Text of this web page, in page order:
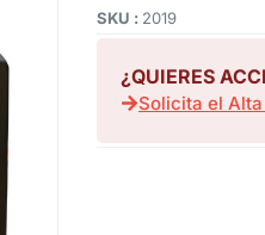
SKU : 2019
¿QUIERES
Solicita el